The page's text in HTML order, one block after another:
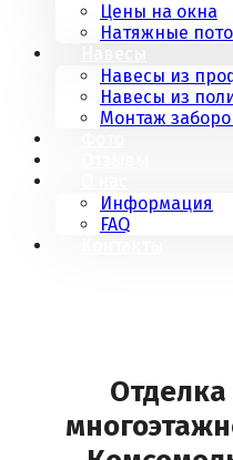
Цены на окна
Натяжные
Навесы из
Навесы из
Монтаж
Информация
FAQ